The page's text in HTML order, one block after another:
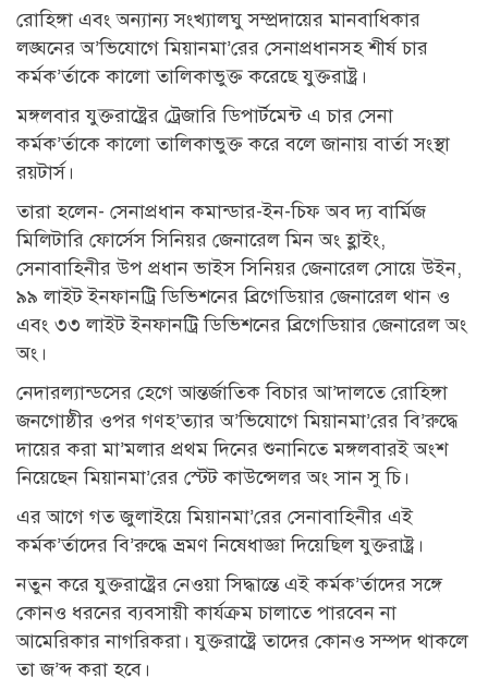
রোহিঙ্গা এবং অন্যান্য সংখ্যালঘু সম্প্রদায়ের মানবাধিকার
লঙ্ঘনের অ’ভিযোগে মিয়ানমা’রের সেনাপ্রধানসহ শীর্ষ চার
কর্মক’র্তাকে কালো তালিকাভুক্ত করেছে যুক্তরাষ্ট্র।
মঙ্গলবার যুক্তরাষ্ট্রের ট্রেজারি ডিপার্টমেন্ট এ চার সেনা
কর্মক’র্তাকে কালো তালিকাভুক্ত করে বলে জানায় বার্তা সংস্থা
রয়টার্স।
তারা হলেন- সেনাপ্রধান কমান্ডার-ইন-চিফ অব দ্য বার্মিজ
মিলিটারি ফোর্সেস সিনিয়র জেনারেল মিন অং হ্লাইং,
সেনাবাহিনীর উপ প্রধান ভাইস সিনিয়র জেনারেল সোয়ে উইন,
৯৯ লাইট ইনফানট্রি ডিভিশনের ব্রিগেডিয়ার জেনারেল থান ও
এবং ৩৩ লাইট ইনফানট্রি ডিভিশনের ব্রিগেডিয়ার জেনারেল অং
অং।
নেদারল্যান্ডসের হেগে আন্তর্জাতিক বিচার আ’দালতে রোহিঙ্গা
জনগোষ্ঠীর ওপর গণহ’ত্যার অ’ভিযোগে মিয়ানমা’রের বি’রুদ্ধে
দায়ের করা মা’মলার প্রথম দিনের শুনানিতে মঙ্গলবারই অংশ
নিয়েছেন মিয়ানমা’রের স্টেট কাউন্সেলর অং সান সু চি।
এর আগে গত জুলাইয়ে মিয়ানমা’রের সেনাবাহিনীর এই
কর্মক’র্তাদের বি’রুদ্ধে ভ্রমণ নিষেধাজ্ঞা দিয়েছিল যুক্তরাষ্ট্র।
নতুন করে যুক্তরাষ্ট্রের নেওয়া সিদ্ধান্তে এই কর্মক’র্তাদের সঙ্গে
কোনও ধরনের ব্যবসায়ী কার্যক্রম চালাতে পারবেন না
আমেরিকার নাগরিকরা। যুক্তরাষ্ট্রে তাদের কোনও সম্পদ থাকলে
তা জ’ব্দ করা হবে।